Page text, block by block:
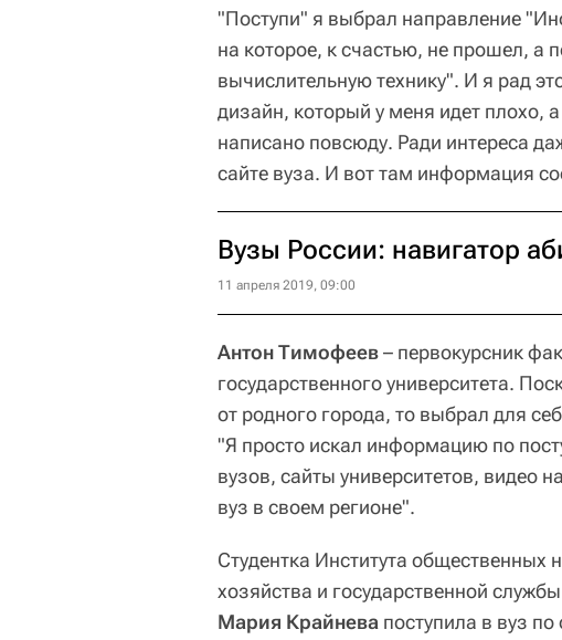
"Поступи" я выбрал направление
на которое, к счастью, не прошел, а
вычислительную технику". И я рад
дизайн, который у меня идет плохо,
написано повсюду. Ради интереса
сайте вуза. И вот там информация
Вузы России: навигатор
11 апреля 2019, 09:00
Антон Тимофеев– первокурсник
государственного университета.
от родного города, то выбрал для
"Я просто искал информацию по
вузов, сайты университетов, видео
вуз в своем регионе".
Студентка Института общественных
хозяйства и государственной
Мария Крайнева поступила в вуз